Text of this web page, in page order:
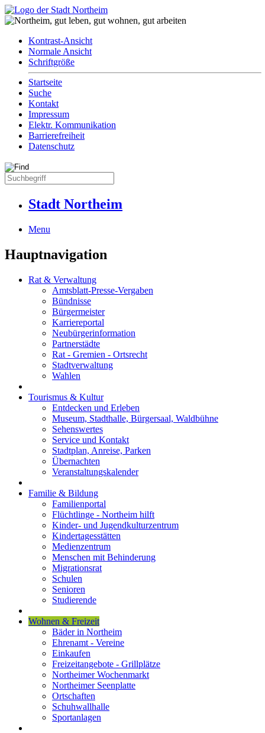
Kontrast-Ansicht
Normale Ansicht
Schriftgröße
Startseite
Suche
Kontakt
Impressum
Elektr. Kommunikation
Barrierefreiheit
Datenschutz
Stadt Northeim
Menu
Hauptnavigation
Rat & Verwaltung
Amtsblatt-Presse-Vergaben
Bündnisse
Bürgermeister
Karriereportal
Neubürgerinformation
Partnerstädte
Rat - Gremien - Ortsrecht
Stadtverwaltung
Wahlen
Tourismus & Kultur
Entdecken und Erleben
Museum, Stadthalle, Bürgersaal, Waldbühne
Sehenswertes
Service und Kontakt
Stadtplan, Anreise, Parken
Übernachten
Veranstaltungskalender
Familie & Bildung
Familienportal
Flüchtlinge - Northeim hilft
Kinder- und Jugendkulturzentrum
Kindertagesstätten
Medienzentrum
Menschen mit Behinderung
Migrationsrat
Schulen
Senioren
Studierende
Wohnen & Freizeit
Bäder in Northeim
Ehrenamt - Vereine
Einkaufen
Freizeitangebote - Grillplätze
Northeimer Wochenmarkt
Northeimer Seenplatte
Ortschaften
Schuhwallhalle
Sportanlagen